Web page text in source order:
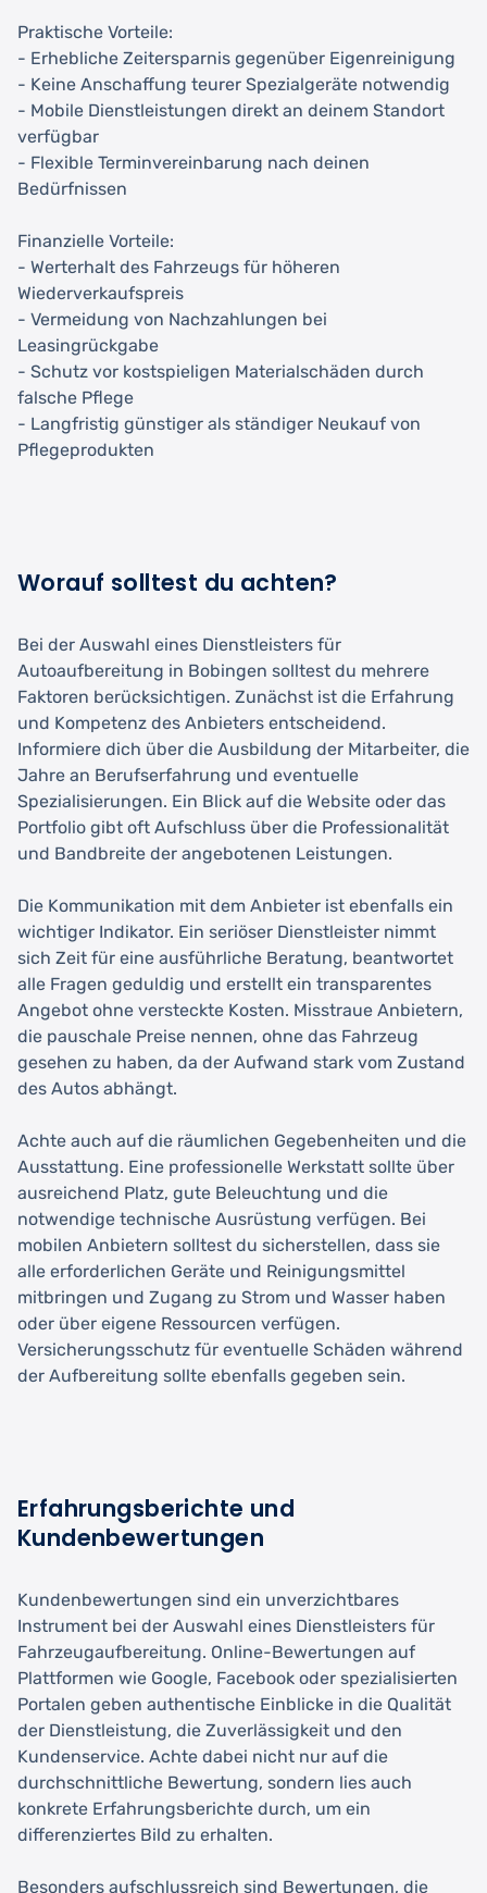
Praktische Vorteile:
- Erhebliche Zeitersparnis gegenüber Eigenreinigung
- Keine Anschaffung teurer Spezialgeräte notwendig
- Mobile Dienstleistungen direkt an deinem Standort
verfügbar
- Flexible Terminvereinbarung nach deinen
Bedürfnissen
Finanzielle Vorteile:
- Werterhalt des Fahrzeugs für höheren
Wiederverkaufspreis
- Vermeidung von Nachzahlungen bei
Leasingrückgabe
- Schutz vor kostspieligen Materialschäden durch
falsche Pflege
- Langfristig günstiger als ständiger Neukauf von
Pflegeprodukten
Worauf solltest du achten?
Bei der Auswahl eines Dienstleisters für
Autoaufbereitung in Bobingen solltest du mehrere
Faktoren berücksichtigen. Zunächst ist die Erfahrung
und Kompetenz des Anbieters entscheidend.
Informiere dich über die Ausbildung der Mitarbeiter, die
Jahre an Berufserfahrung und eventuelle
Spezialisierungen. Ein Blick auf die Website oder das
Portfolio gibt oft Aufschluss über die Professionalität
und Bandbreite der angebotenen Leistungen.
Die Kommunikation mit dem Anbieter ist ebenfalls ein
wichtiger Indikator. Ein seriöser Dienstleister nimmt
sich Zeit für eine ausführliche Beratung, beantwortet
alle Fragen geduldig und erstellt ein transparentes
Angebot ohne versteckte Kosten. Misstraue Anbietern,
die pauschale Preise nennen, ohne das Fahrzeug
gesehen zu haben, da der Aufwand stark vom Zustand
des Autos abhängt.
Achte auch auf die räumlichen Gegebenheiten und die
Ausstattung. Eine professionelle Werkstatt sollte über
ausreichend Platz, gute Beleuchtung und die
notwendige technische Ausrüstung verfügen. Bei
mobilen Anbietern solltest du sicherstellen, dass sie
alle erforderlichen Geräte und Reinigungsmittel
mitbringen und Zugang zu Strom und Wasser haben
oder über eigene Ressourcen verfügen.
Versicherungsschutz für eventuelle Schäden während
der Aufbereitung sollte ebenfalls gegeben sein.
Erfahrungsberichte und
Kundenbewertungen
Kundenbewertungen sind ein unverzichtbares
Instrument bei der Auswahl eines Dienstleisters für
Fahrzeugaufbereitung. Online-Bewertungen auf
Plattformen wie Google, Facebook oder spezialisierten
Portalen geben authentische Einblicke in die Qualität
der Dienstleistung, die Zuverlässigkeit und den
Kundenservice. Achte dabei nicht nur auf die
durchschnittliche Bewertung, sondern lies auch
konkrete Erfahrungsberichte durch, um ein
differenziertes Bild zu erhalten.
Besonders aufschlussreich sind Bewertungen, die